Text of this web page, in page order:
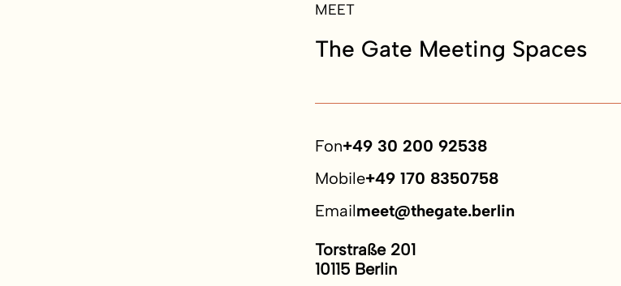
MEET
The Gate Meeting Spaces
Fon+49 30 200 92538
Mobile+49 170 8350758
Emailmeet@thegate.berlin
Torstraße 201
10115 Berlin